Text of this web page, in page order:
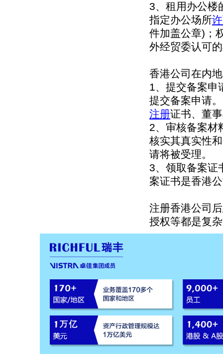
3、租用办公楼
指定办公场所
件加盖公章)；
外经贸委认可
香港公司在内
1、提交备案申
提交备案申请
注册证书、董
2、审核备案材
核实其真实性
请将被受理。
3、领取备案证
案证书是香港
注册香港公司
授权等都是复